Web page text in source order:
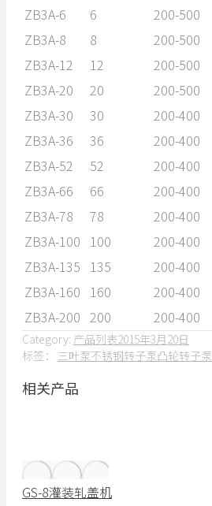
ZB3A-6
6 200-500
ZB3A-8
8 200-500
ZB3A-12
12 200-500
ZB3A-20
20 200-500
ZB3A-30
30 200-400
ZB3A-36
36 200-400
ZB3A-52
52 200-400
ZB3A-66
66 200-400
ZB3A-78
78 200-400
ZB3A-100 100 200-400
ZB3A-135 135 200-400
ZB3A-160 160 200-400
ZB3A-200 200 200-400
Category: 产品列表2015年3月20日
标签： 三叶泵不锈钢转子泵凸轮转子泵
相关产品
GS-8灌装轧盖机